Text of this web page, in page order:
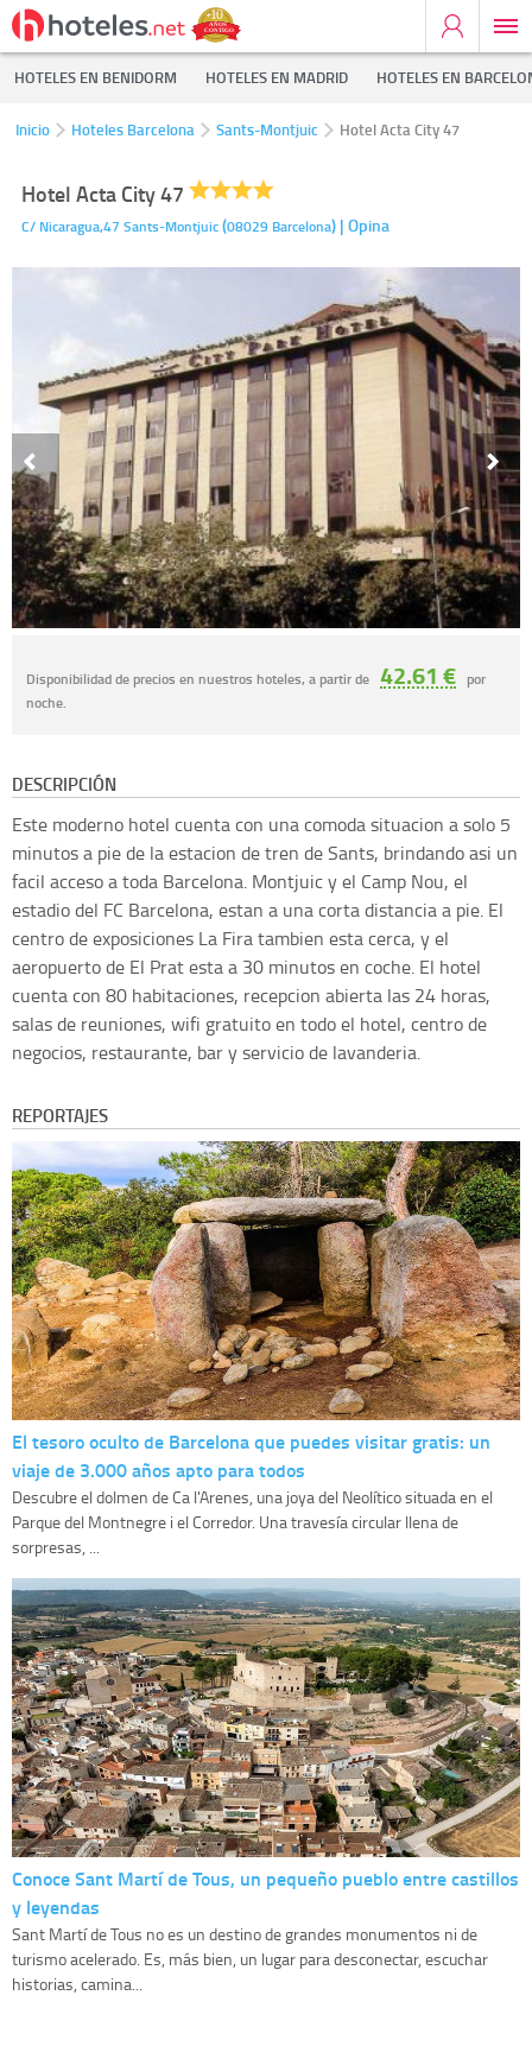
HOTELES EN BENIDORM HOTELES EN MADRID HOTELES EN
Inicio Hoteles Barcelona Sants-Montjuic Hotel Acta City 47
Hotel Acta City 47
C/ Nicaragua,47 Sants-Montjuic(08029 Barcelona) | Opina
Disponibilidad de precios en nuestros hoteles, a partir de 42.61 € por
noche.
DESCRIPCIÓN
Este moderno hotel cuenta con una comoda situacion a solo 5
minutos a pie de la estacion de tren de Sants, brindando asi un
facil acceso a toda Barcelona. Montjuic y el Camp Nou, el
estadio del FC Barcelona, estan a una corta distancia a pie. El
centro de exposiciones La Fira tambien esta cerca, y el
aeropuerto de El Prat esta a 30 minutos en coche. El hotel
cuenta con 80 habitaciones, recepcion abierta las 24 horas,
salas de reuniones, wifi gratuito en todo el hotel, centro de
negocios, restaurante, bar y servicio de lavanderia.
REPORTAJES
El tesoro oculto de Barcelona que puedes visitar gratis: un
viaje de 3.000 años apto para todos
Descubre el dolmen de Ca l'Arenes, una joya del Neolítico situada en el
Parque del Montnegre i el Corredor. Una travesía circular llena de
sorpresas, ...
Conoce Sant Martí de Tous, un pequeño pueblo entre castillos
y leyendas
Sant Martí de Tous no es un destino de grandes monumentos ni de
turismo acelerado. Es, más bien, un lugar para desconectar, escuchar
historias, camina...